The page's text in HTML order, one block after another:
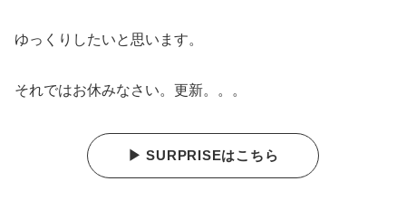
ゆっくりしたいと思います。
それではお休みなさい。更新。。。
▶ SURPRISEはこちら